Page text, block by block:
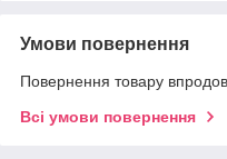
Умови повернення
Повернення товару
Всі умови повернення